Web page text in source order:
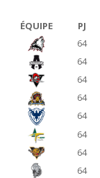
ÉQUIPE PJ
64
64
64
64
64
64
64
64